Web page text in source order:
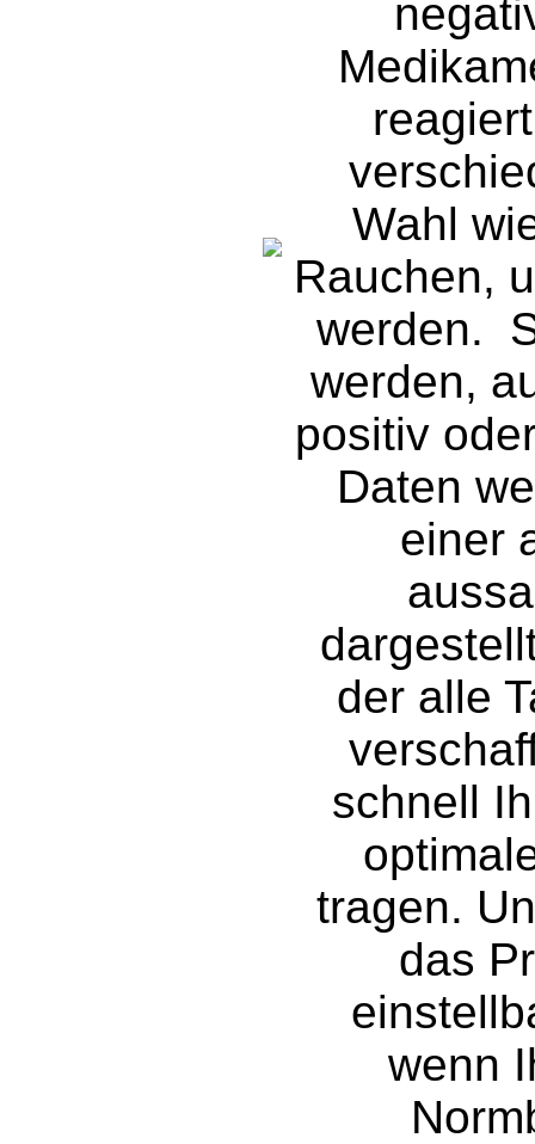
Wahl
Rauchen,
werden.
werden,
positiv
Daten
einer
der alle
schnell
tragen.
das
wenn